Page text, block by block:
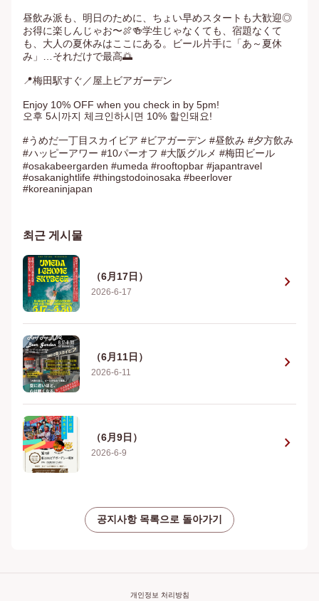
昼飲み派も、明日のために、ちょい早めスタートも大歓迎◎
お得に楽しんじゃお〜🍖🍻学生じゃなくても、宿題なくて
も、大人の夏休みはここにある。ビール片手に「あ～夏休
み」…それだけで最高🌅
📍梅田駅すぐ／屋上ビアガーデン
Enjoy 10% OFF when you check in by 5pm!
오후 5시까지 체크인하시면 10% 할인돼요!
#うめだ一丁目スカイビア #ビアガーデン #昼飲み #夕方飲み
#ハッピーアワー #10パーオフ #大阪グルメ #梅田ビール
#osakabeergarden #umeda #rooftopbar #japantravel
#osakanightlife #thingstodoinosaka #beerlover
#koreaninjapan
최근 게시물
（6月17日）
2026-6-17 chevron_right
（6月11日）
2026-6-11 chevron_right
（6月9日）
2026-6-9 chevron_right
공지사항 목록으로 돌아가기
개인정보 처리방침